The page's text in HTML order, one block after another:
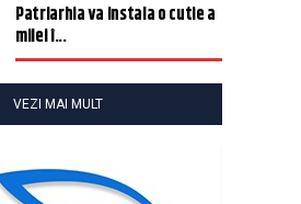
Patriarhia va instala o cutie a
milei î...
VEZI MAI MULT